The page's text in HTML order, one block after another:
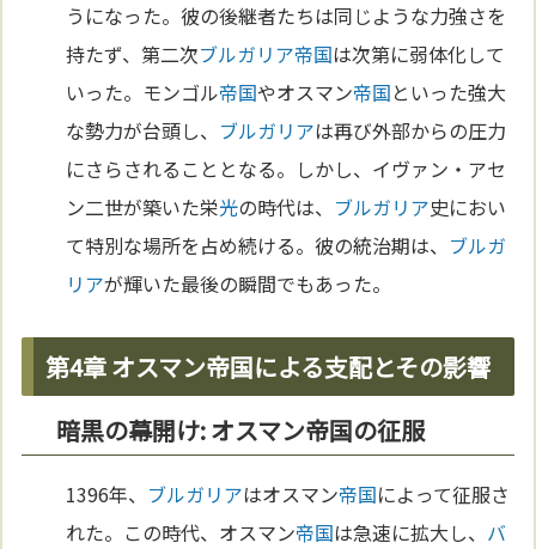
うになった。彼の後継者たちは同じような力強さを
持たず、第二次ブルガリア帝国は次第に弱体化して
いった。モンゴル帝国やオスマン帝国といった強大
な勢力が台頭し、 ブルガリアは再び外部からの圧力
にさらされることとなる。しかし、イヴァン・アセ
ン二世が築いた栄光の時代は、 ブルガリア史におい
て特別な場所を占め続ける。彼の統治期は、 ブルガ
リアが輝いた最後の瞬間でもあった。
第4章 オスマン帝国による支配とその影響
暗黒の幕開け: オスマン帝国の征服
1396年、 ブルガリアはオスマン帝国によって征服さ
れた。この時代、オスマン帝国は急速に拡大し、 バ